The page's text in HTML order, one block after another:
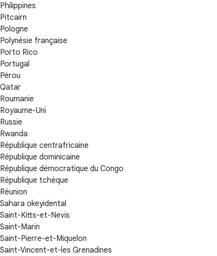
Philippines
Pitcairn
Pologne
Polynésie française
Porto Rico
Portugal
Pérou
Qatar
Roumanie
Royaume-Uni
Russie
Rwanda
République centrafricaine
République dominicaine
République démocratique du Congo
République tchèque
Réunion
Sahara okeyidental
Saint-Kitts-et-Nevis
Saint-Marin
Saint-Pierre-et-Miquelon
Saint-Vincent-et-les Grenadines